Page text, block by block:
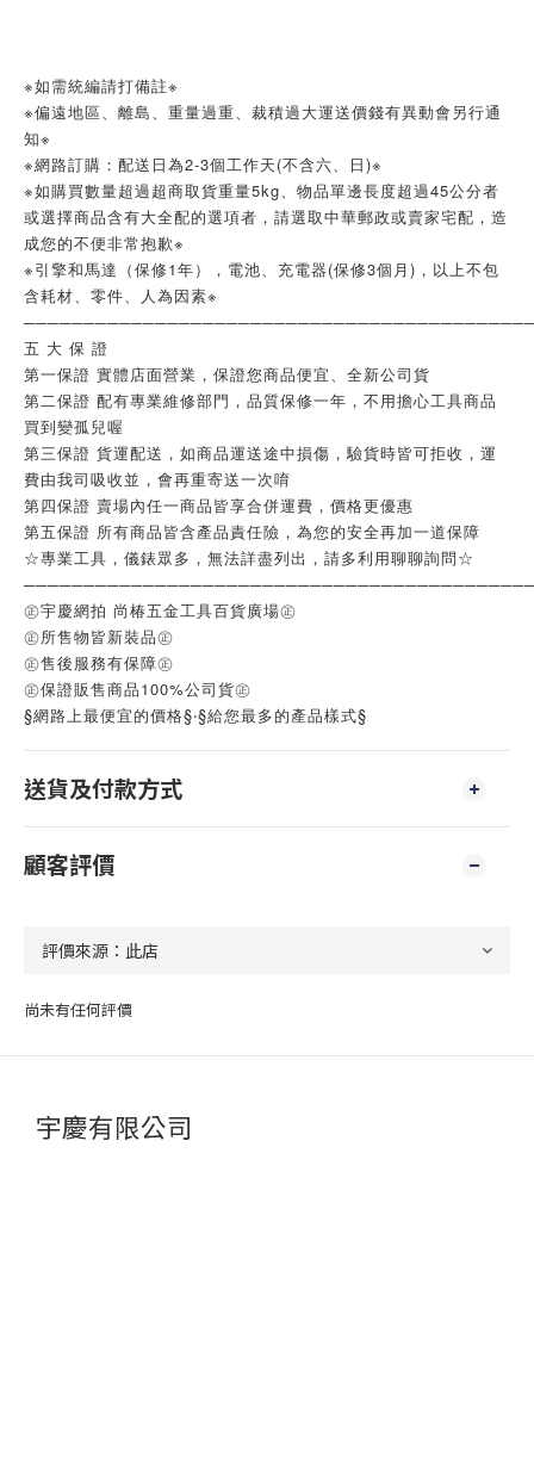
※如需統編請打備註※
※偏遠地區、離島、重量過重、裁積過大運送價錢有異動會另行通
知※
※網路訂購：配送日為2-3個工作天(不含六、日)※
※如購買數量超過超商取貨重量5kg、物品單邊長度超過45公分者
或選擇商品含有大全配的選項者，請選取中華郵政或賣家宅配，造
成您的不便非常抱歉※
※引擎和馬達（保修1年），電池、充電器(保修3個月)，以上不包
含耗材、零件、人為因素※
五 大 保 證
第一保證 實體店面營業，保證您商品便宜、全新公司貨
第二保證 配有專業維修部門，品質保修一年，不用擔心工具商品
買到變孤兒喔
第三保證 貨運配送，如商品運送途中損傷，驗貨時皆可拒收，運
費由我司吸收並，會再重寄送一次唷
第四保證 賣場內任一商品皆享合併運費，價格更優惠
第五保證 所有商品皆含產品責任險，為您的安全再加一道保障
☆專業工具，儀錶眾多，無法詳盡列出，請多利用聊聊詢問☆
㊣宇慶網拍 尚椿五金工具百貨廣場㊣
㊣所售物皆新裝品㊣
㊣售後服務有保障㊣
㊣保證販售商品100%公司貨㊣
§網路上最便宜的價格§‧§給您最多的產品樣式§
送貨及付款方式
顧客評價
尚未有任何評價
宇慶有限公司